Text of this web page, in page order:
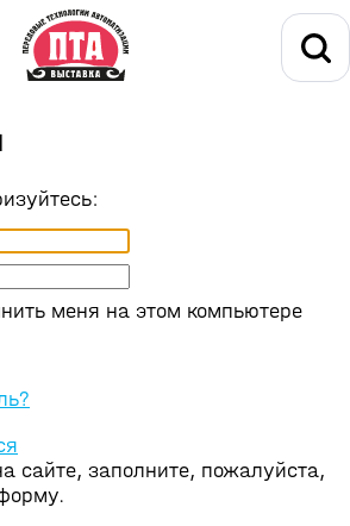
меня на этом компьютере
сайте, заполните, пожалуйста,